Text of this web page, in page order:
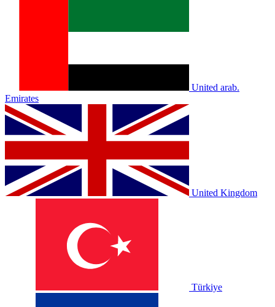
United arab.
Emirates
United Kingdom
Türkiye